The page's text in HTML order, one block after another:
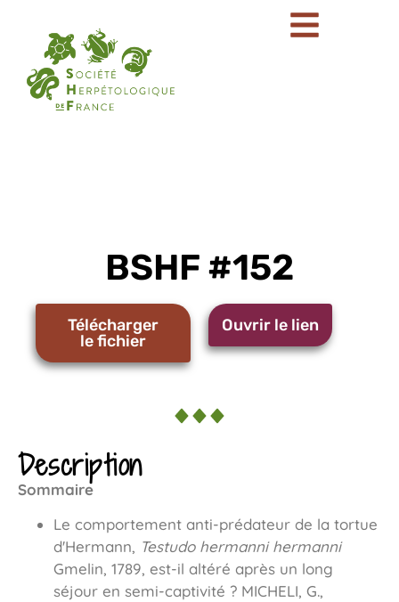
BSHF #152
Ouvrir le lien
Télécharger
le fichier
Description
Sommaire
Le comportement anti-prédateur de la tortue
dʼHermann, Testudo hermanni hermanni
Gmelin, 1789, est-il altéré après un long
séjour en semi-captivité ? MICHELI, G.,